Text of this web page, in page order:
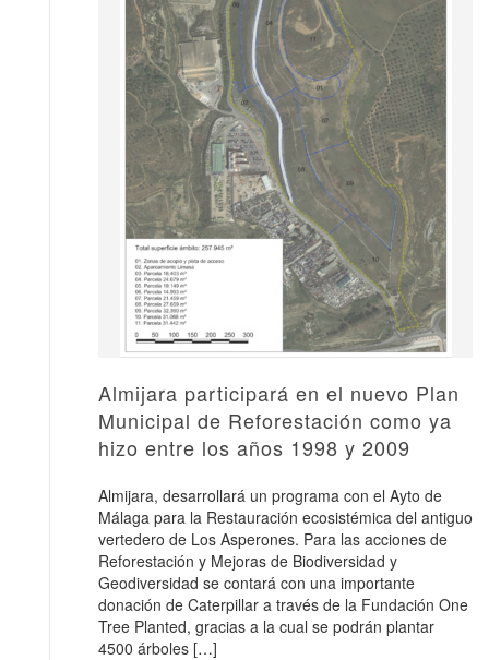
Almijara participará en el nuevo Plan
Municipal de Reforestación como ya
hizo entre los años 1998 y 2009
Almijara, desarrollará un programa con el Ayto de
Málaga para la Restauración ecosistémica del antiguo
vertedero de Los Asperones. Para las acciones de
Reforestación y Mejoras de Biodiversidad y
Geodiversidad se contará con una importante
donación de Caterpillar a través de la Fundación One
Tree Planted, gracias a la cual se podrán plantar
4500 árboles […]